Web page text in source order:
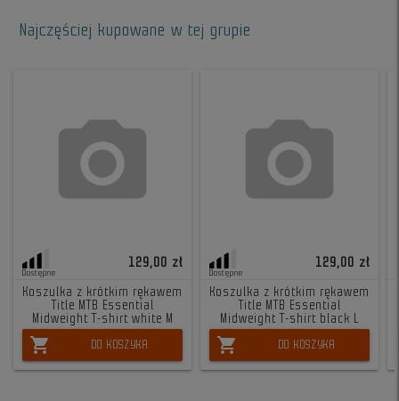
Najczęściej kupowane w tej grupie
Dostępne
129,00 zł
Koszulka z krótkim rękawem
Title MTB Essential
Midweight T-shirt white M
shopping_cart DO KOSZYKA
Dostępne
129,00 zł
Koszulka z krótkim rękawem
Title MTB Essential
Midweight T-shirt black L
shopping_cart DO KOSZYKA